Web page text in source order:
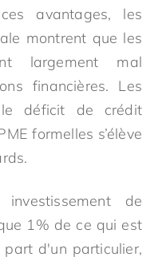
avantages, les
montrent que les
largement mal
financières. Les
le déficit de crédit
formelles s’élève
de
1% de ce qui est
part d'un particulier,